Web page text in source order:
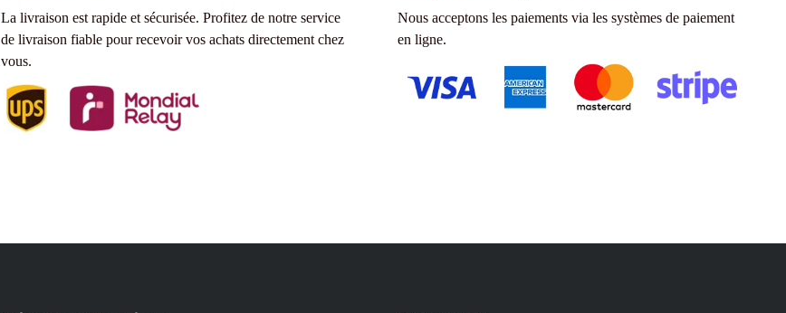
La livraison est rapide et sécurisée. Profitez de notre service
de livraison fiable pour recevoir vos achats directement chez
vous.
Nous acceptons les paiements via les systèmes de paiement
en ligne.